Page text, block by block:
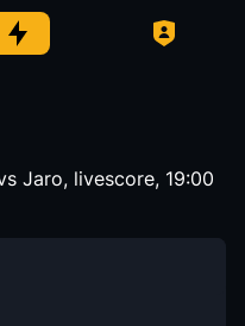
Jaro, livescore, 19:00